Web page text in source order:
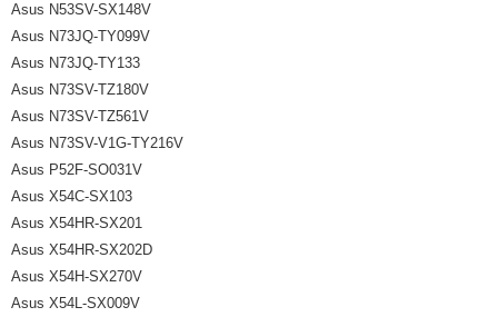
Asus N53SV-SX148V
Asus N73JQ-TY099V
Asus N73JQ-TY133
Asus N73SV-TZ180V
Asus N73SV-TZ561V
Asus N73SV-V1G-TY216V
Asus P52F-SO031V
Asus X54C-SX103
Asus X54HR-SX201
Asus X54HR-SX202D
Asus X54H-SX270V
Asus X54L-SX009V